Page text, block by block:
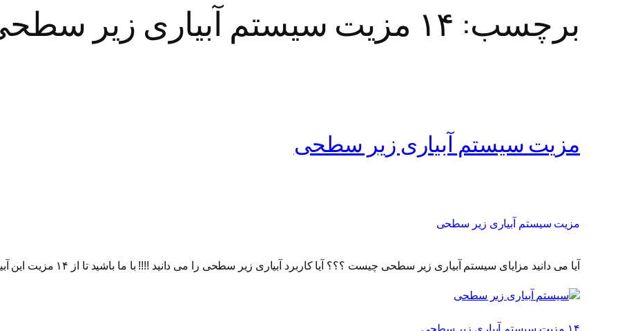
برچسب: ۱۴ مزیت سیستم آبیاری زیر سطحی
مزیت سیستم آبیاری زیر سطحی
مزیت سیستم آبیاری زیر سطحی
آیا می دانید مزایای سیستم آبیاری زیر سطحی چیست ؟؟؟ آیا کاربرد آبیاری زیر سطحی را می دانید !!!! با ما باشید تا از ۱۴ مزیت این آبیاری مطلع شوید
۱۴ مزیت سیستم آبیاری زیر سطحی